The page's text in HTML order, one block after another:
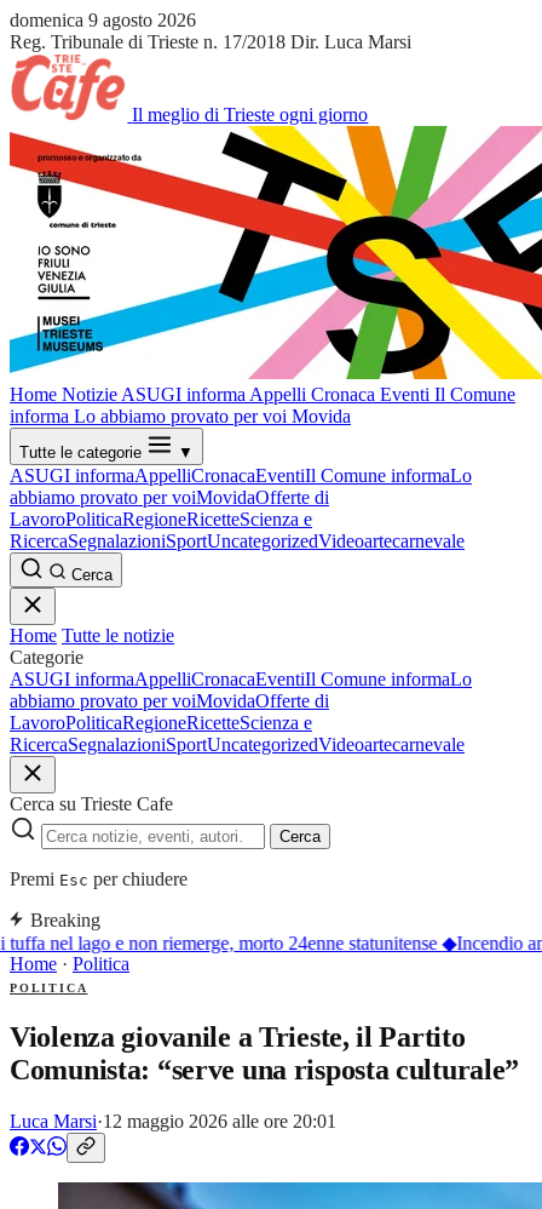
domenica 9 agosto 2026
Reg. Tribunale di Trieste n. 17/2018 Dir. Luca Marsi
Il meglio di Trieste ogni giorno
Home Notizie ASUGI informa Appelli Cronaca Eventi Il Comune
informa Lo abbiamo provato per voi Movida
Tutte le categorie ▼
ASUGI informaAppelliCronacaEventiIl Comune informaLo
abbiamo provato per voiMovidaOfferte di
LavoroPoliticaRegioneRicetteScienza e
RicercaSegnalazioniSportUncategorizedVideoartecarnevale
Cerca
Home Tutte le notizie
Categorie
ASUGI informaAppelliCronacaEventiIl Comune informaLo
abbiamo provato per voiMovidaOfferte di
LavoroPoliticaRegioneRicetteScienza e
RicercaSegnalazioniSportUncategorizedVideoartecarnevale
Cerca su Trieste Cafe
Cerca
Premi Esc per chiudere
Breaking
tuffa nel lago e non riemerge, morto 24enne statunitense◆Incendio
Home · Politica
POLITICA
Violenza giovanile a Trieste, il Partito
Comunista: “serve una risposta culturale”
Luca Marsi·12 maggio 2026 alle ore 20:01